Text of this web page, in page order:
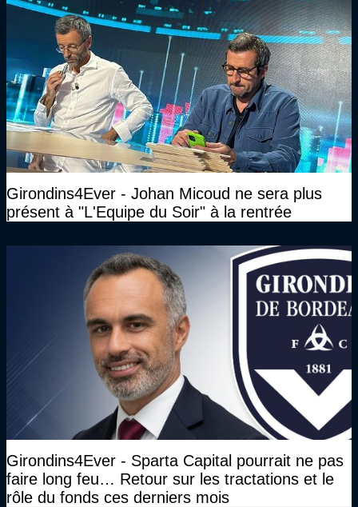
Girondins4Ever - Johan Micoud ne sera plus
présent à "L'Equipe du Soir" à la rentrée
Girondins4Ever - Sparta Capital pourrait ne pas
faire long feu… Retour sur les tractations et le
rôle du fonds ces derniers mois